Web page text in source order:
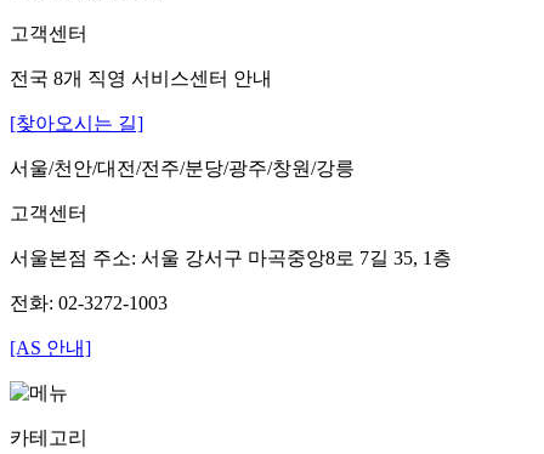
고객센터
전국 8개 직영 서비스센터 안내
[찾아오시는 길]
서울/천안/대전/전주/분당/광주/창원/강릉
고객센터
서울본점 주소: 서울 강서구 마곡중앙8로 7길 35, 1층
전화: 02-3272-1003
[AS 안내]
카테고리